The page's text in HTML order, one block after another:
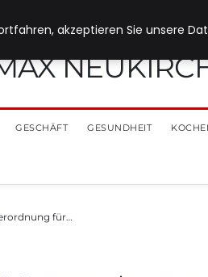
GESCHÄFT GESUNDHEIT
für…
akzeptieren Sie unsere